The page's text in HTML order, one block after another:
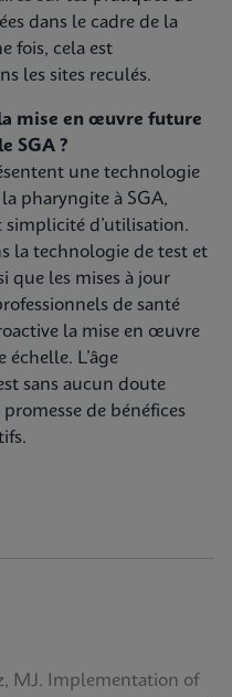
dans le cadre de la
fois, cela est
les sites reculés.
mise en œuvre future
SGA ?
une technologie
pharyngite à SGA,
simplicité d’utilisation.
la technologie de test et
que les mises à jour
de santé
la mise en œuvre
L’âge
sans aucun doute
de bénéfices
MJ. Implementation of